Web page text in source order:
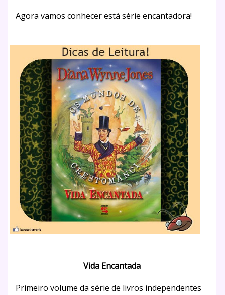
Agora vamos conhecer está série encantadora!
Vida Encantada
Primeiro volume da série de livros independentes